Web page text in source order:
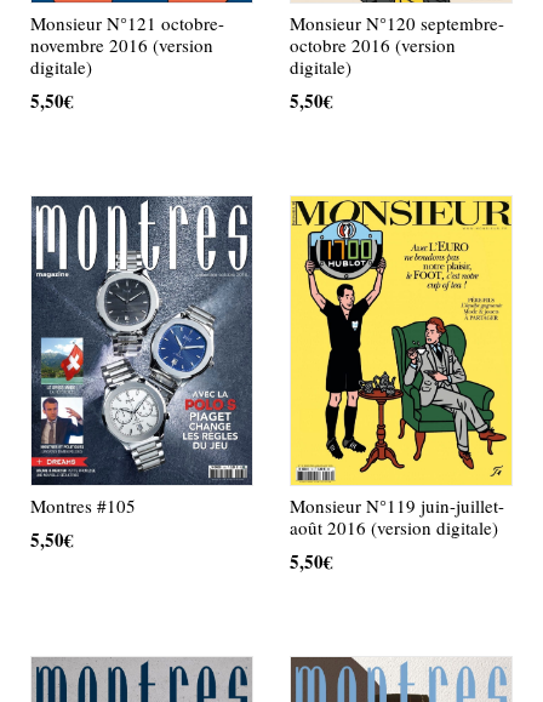
Monsieur N°121 octobre-
novembre 2016 (version
digitale)
5,50€
Monsieur N°120 septembre-
octobre 2016 (version
digitale)
5,50€
Montres #105
5,50€
Monsieur N°119 juin-juillet-
août 2016 (version digitale)
5,50€